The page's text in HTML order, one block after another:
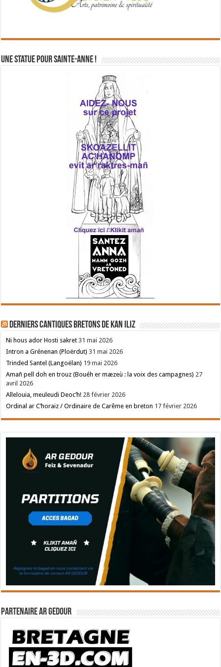
Une statue pour Sainte-Anne !
Derniers cantiques bretons de Kan Iliz
Ni hous ador Hosti sakret 31 mai 2026
Intron a Grénenan (Ploërdut) 31 mai 2026
Trinded Santel (Langoëlan) 19 mai 2026
Amañ pell doh en trouz (Bouéh er mæzeù : la voix des campagnes) 27
avril 2026
Allelouia, meuleudi Deoc’h! 28 février 2026
Ordinal ar C’horaiz / Ordinaire de Carême en breton 17 février 2026
Partenaire Ar Gedour